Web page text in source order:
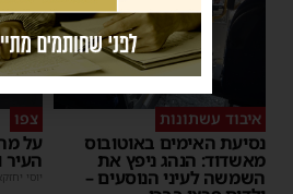
איבוד עשתונות
נסיעת האימים באוטובוס
מאשדוד: הנהג ניפץ את
השמשה לעיני הנוסעים –
צפו
על
העיר
יוסי